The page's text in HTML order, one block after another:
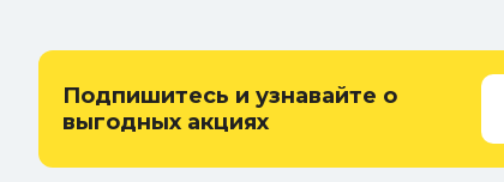
Подпишитесь и узнавайте о
выгодных акциях